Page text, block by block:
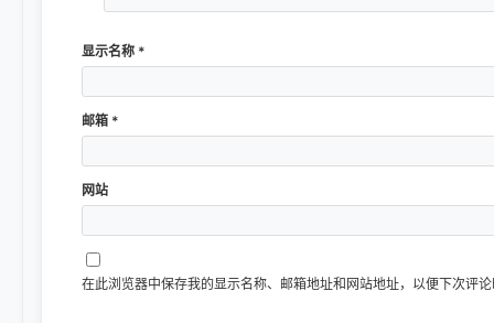
显示名称 *
邮箱 *
网站
在此浏览器中保存我的显示名称、邮箱地址和网站地址，以便下次评